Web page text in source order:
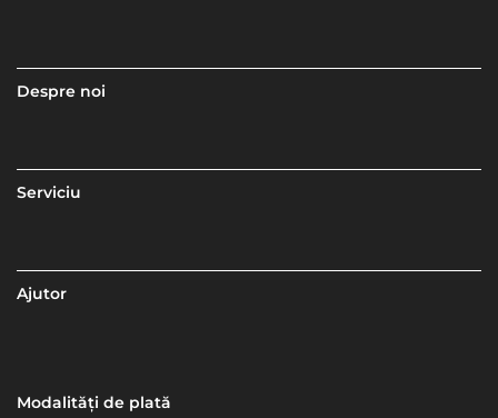
Despre noi
Serviciu
Ajutor
Modalități de plată